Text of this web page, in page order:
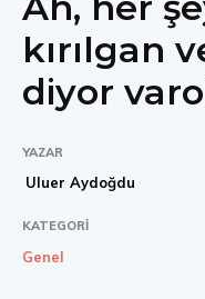
kırılgan
diyor
YAZAR
Uluer Aydoğdu
KATEGORI
Genel